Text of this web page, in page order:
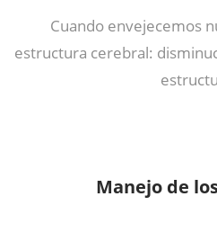
Cuando envejecemos
estructura cerebral:
Manejo de